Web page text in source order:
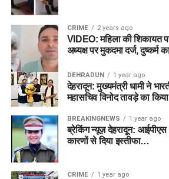
CRIME 2 years ago
VIDEO: महिला की शिकायत
अध्यक्ष पर मुकदमा दर्ज, दुष्कर्म
DEHRADUN 1 year ago
देहरादून: मुख्यमंत्री धामी ने
महासचिव विनोद तावड़े का
BREAKINGNEWS 1 year ago
ब्रेकिंग न्यूज़ देहरादून: आईपीएस
कारणों से दिया इस्तीफा…
CRIME 1 year ago